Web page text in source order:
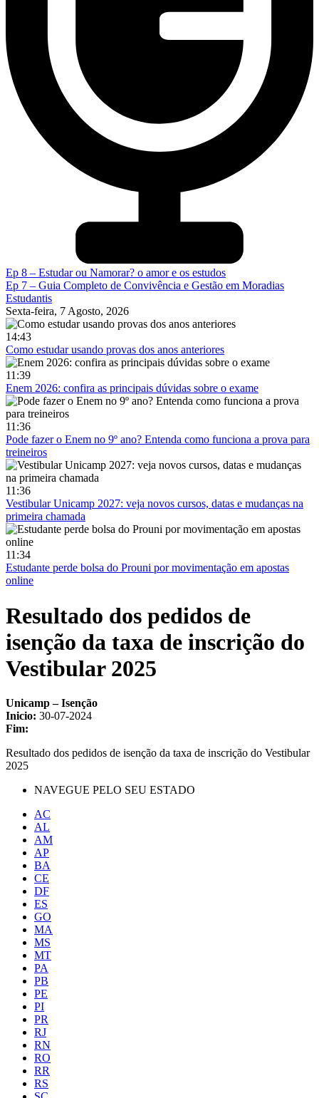
Ep 8 – Estudar ou Namorar? o amor e os estudos
Ep 7 – Guia Completo de Convivência e Gestão em Moradias
Estudantis
Sexta-feira, 7 Agosto, 2026
14:43
Como estudar usando provas dos anos anteriores
11:39
Enem 2026: confira as principais dúvidas sobre o exame
11:36
Pode fazer o Enem no 9º ano? Entenda como funciona a prova para
treineiros
11:36
Vestibular Unicamp 2027: veja novos cursos, datas e mudanças na
primeira chamada
11:34
Estudante perde bolsa do Prouni por movimentação em apostas
online
Resultado dos pedidos de
isenção da taxa de inscrição do
Vestibular 2025
Unicamp – Isenção
Inicio: 30-07-2024
Fim:
Resultado dos pedidos de isenção da taxa de inscrição do Vestibular
2025
NAVEGUE PELO SEU ESTADO
AC
AL
AM
AP
BA
CE
DF
ES
GO
MA
MS
MT
PA
PB
PE
PI
PR
RJ
RN
RO
RR
RS